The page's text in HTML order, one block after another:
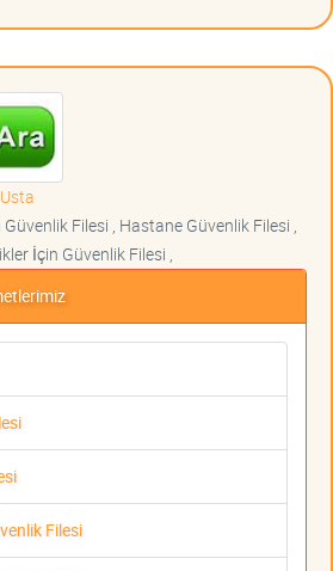
Filesi , Hastane Güvenlik Filesi ,
İçin Güvenlik Filesi ,
Filesi